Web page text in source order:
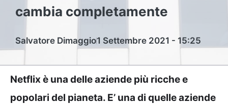
cambia completamente
Salvatore Dimaggio1 Settembre 2021 - 15:25
Netflix è una delle aziende più ricche e
popolari del pianeta. E’ una di quelle aziende